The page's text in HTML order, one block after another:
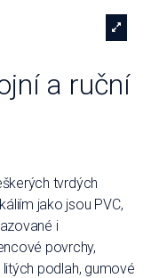
a ruční
tvrdých
jako jsou PVC,
i
povrchy,
podlah, gumové